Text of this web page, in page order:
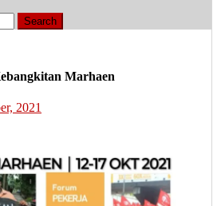
Marhaen
2021